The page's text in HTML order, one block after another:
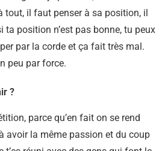
tout, il faut penser à sa position, il
ta position n’est pas bonne, tu peux
par la corde et ça fait très mal.
peu par force.
?
parce qu’en fait on se rend
avoir la même passion et du coup